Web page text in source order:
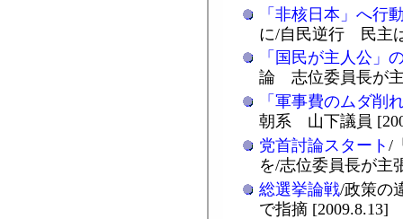
「非核日本」へ行
に/自民逆行 民主
「国民が主人公」
論 志位委員長が主
「軍事費のムダ削
朝系 山下議員
党首討論スタート /
を/志位委員長が主
総選挙論戦/政策の
で指摘 [2009.8.13]